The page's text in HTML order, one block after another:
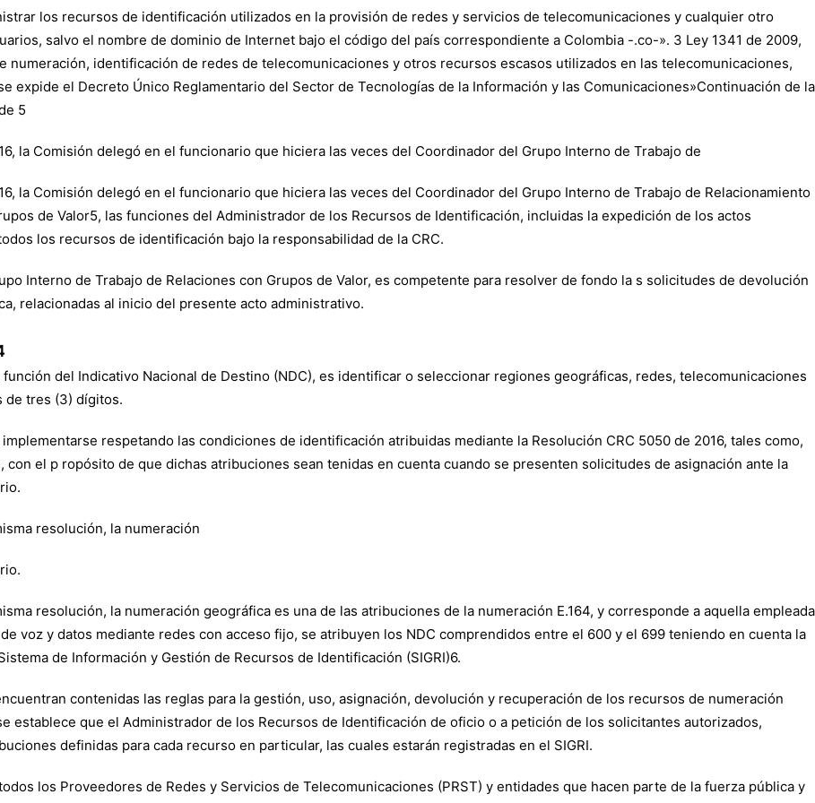
los recursos de identificación utilizados en la provisión de redes y servicios de telecomunicaciones y cualquier otro
salvo el nombre de dominio de Internet bajo el código del país correspondiente a Colombia -.co-». 3 Ley 1341 de 2009,
identificación de redes de telecomunicaciones y otros recursos escasos utilizados en las telecomunicaciones,
expide el Decreto Único Reglamentario del Sector de Tecnologías de la Información y las Comunicaciones»Continuación de la
5
la Comisión delegó en el funcionario que hiciera las veces del Coordinador del Grupo Interno de Trabajo de
la Comisión delegó en el funcionario que hiciera las veces del Coordinador del Grupo Interno de Trabajo de Relacionamiento
de Valor5, las funciones del Administrador de los Recursos de Identificación, incluidas la expedición de los actos
los recursos de identificación bajo la responsabilidad de la CRC.
Interno de Trabajo de Relaciones con Grupos de Valor, es competente para resolver de fondo la s solicitudes de devolución
relacionadas al inicio del presente acto administrativo.
función del Indicativo Nacional de Destino (NDC), es identificar o seleccionar regiones geográficas, redes, telecomunicaciones
de tres (3) dígitos.
respetando las condiciones de identificación atribuidas mediante la Resolución CRC 5050 de 2016, tales como,
el p ropósito de que dichas atribuciones sean tenidas en cuenta cuando se presenten solicitudes de asignación ante la
resolución, la numeración
resolución, la numeración geográfica es una de las atribuciones de la numeración E.164, y corresponde a aquella empleada
voz y datos mediante redes con acceso fijo, se atribuyen los NDC comprendidos entre el 600 y el 699 teniendo en cuenta la
de Información y Gestión de Recursos de Identificación (SIGRI)6.
contenidas las reglas para la gestión, uso, asignación, devolución y recuperación de los recursos de numeración
establece que el Administrador de los Recursos de Identificación de oficio o a petición de los solicitantes autorizados,
definidas para cada recurso en particular, las cuales estarán registradas en el SIGRI.
los Proveedores de Redes y Servicios de Telecomunicaciones (PRST) y entidades que hacen parte de la fuerza pública y